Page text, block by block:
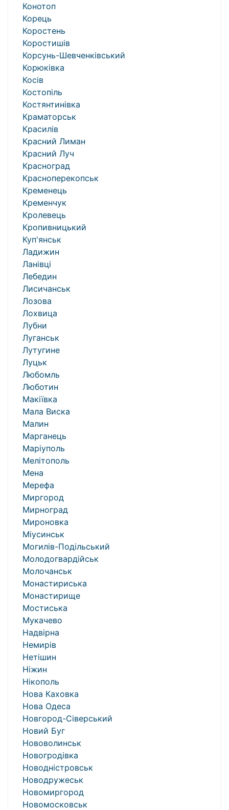
Конотоп
Корець
Коростень
Коростишів
Корсунь-Шевченківський
Корюківка
Косів
Костопіль
Костянтинівка
Краматорськ
Красилів
Красний Лиман
Красний Луч
Красноград
Красноперекопськ
Кременець
Кременчук
Кролевець
Кропивницький
Куп'янськ
Ладижин
Ланівці
Лебедин
Лисичанськ
Лозова
Лохвица
Лубни
Луганськ
Лутугине
Луцьк
Любомль
Люботин
Макіївка
Мала Виска
Малин
Марганець
Маріуполь
Мелітополь
Мена
Мерефа
Миргород
Мирноград
Мироновка
Міусинськ
Могилів-Подільський
Молодогвардійськ
Молочанськ
Монастириська
Монастирище
Мостиська
Мукачево
Надвірна
Немирів
Нетішин
Ніжин
Нікополь
Нова Каховка
Нова Одеса
Новгород-Сіверський
Новий Буг
Нововолинськ
Новогродівка
Новодністровськ
Новодружеськ
Новомиргород
Новомосковськ